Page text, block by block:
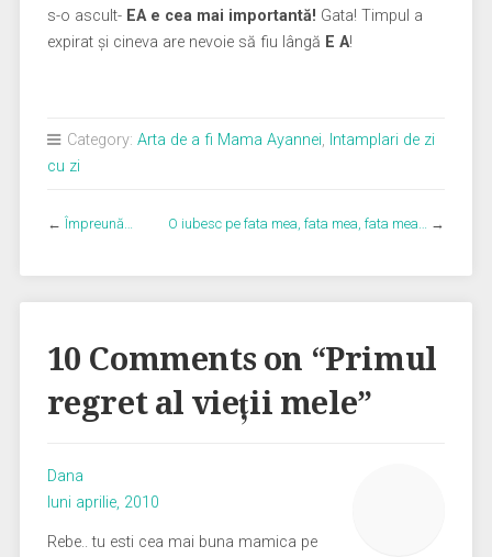
s-o ascult- EA e cea mai importantă! Gata! Timpul a
expirat şi cineva are nevoie să fiu lângă E A!
Category: Arta de a fi Mama Ayannei, Intamplari de zi
cu zi
← Împreună… O iubesc pe fata mea, fata mea, fata mea… →
10 Comments on “Primul
regret al vieţii mele”
Dana
luni aprilie, 2010
Rebe.. tu esti cea mai buna mamica pe